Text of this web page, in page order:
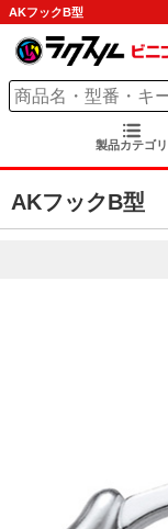
AKフックB型
製品カテゴリ
AKフックB型